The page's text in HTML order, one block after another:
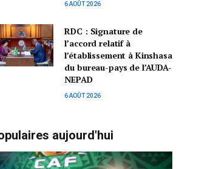
6 AOÛT 2026
RDC : Signature de
l’accord relatif à
l’établissement à Kinshasa
du bureau-pays de l’AUDA-
NEPAD
6 AOÛT 2026
aujourd'hui